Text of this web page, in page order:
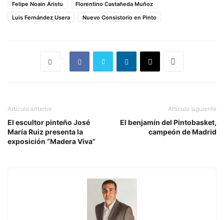
Felipe Noain Aristu
Florentino Castañeda Muñoz
Luis Fernández Usera
Nuevo Consistorio en Pinto
Artículo anterior
El escultor pinteño José
María Ruiz presenta la
exposición “Madera Viva”
Artículo siguiente
El benjamín del Pintobasket,
campeón de Madrid